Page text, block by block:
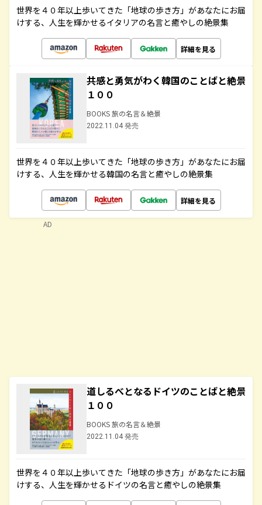
世界を４０年以上歩いてきた「地球の歩き方」があなたにお届
けする、人生を輝かせるイタリアの名言と癒やしの絶景集
詳細を見る
共感と勇気がわく韓国のことばと絶景
１００
BOOKS 旅の名言＆絶景
2022.11.04 発売
世界を４０年以上歩いてきた「地球の歩き方」があなたにお届
けする、人生を輝かせる韓国の名言と癒やしの絶景集
詳細を見る
道しるべとなるドイツのことばと絶景
１００
BOOKS 旅の名言＆絶景
2022.11.04 発売
世界を４０年以上歩いてきた「地球の歩き方」があなたにお届
けする、人生を輝かせるドイツの名言と癒やしの絶景集
AD